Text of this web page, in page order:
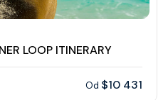
LOOP ITINERARY
Od $10 431